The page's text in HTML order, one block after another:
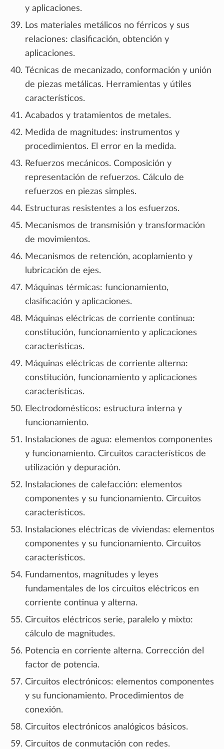
y aplicaciones.
Los materiales metálicos no férricos y sus
relaciones: clasificación, obtención y
aplicaciones.
Técnicas de mecanizado, conformación y unión
de piezas metálicas. Herramientas y útiles
característicos.
Acabados y tratamientos de metales.
Medida de magnitudes: instrumentos y
procedimientos. El error en la medida.
Refuerzos mecánicos. Composición y
representación de refuerzos. Cálculo de
refuerzos en piezas simples.
Estructuras resistentes a los esfuerzos.
Mecanismos de transmisión y transformación
de movimientos.
Mecanismos de retención, acoplamiento y
lubricación de ejes.
Máquinas térmicas: funcionamiento,
clasificación y aplicaciones.
Máquinas eléctricas de corriente continua:
constitución, funcionamiento y aplicaciones
características.
Máquinas eléctricas de corriente alterna:
constitución, funcionamiento y aplicaciones
características.
Electrodomésticos: estructura interna y
funcionamiento.
Instalaciones de agua: elementos componentes
y funcionamiento. Circuitos característicos de
utilización y depuración.
Instalaciones de calefacción: elementos
componentes y su funcionamiento. Circuitos
característicos.
Instalaciones eléctricas de viviendas: elementos
componentes y su funcionamiento. Circuitos
característicos.
Fundamentos, magnitudes y leyes
fundamentales de los circuitos eléctricos en
corriente continua y alterna.
Circuitos eléctricos serie, paralelo y mixto:
cálculo de magnitudes.
Potencia en corriente alterna. Corrección del
factor de potencia.
Circuitos electrónicos: elementos componentes
y su funcionamiento. Procedimientos de
conexión.
Circuitos electrónicos analógicos básicos.
Circuitos de conmutación con redes.